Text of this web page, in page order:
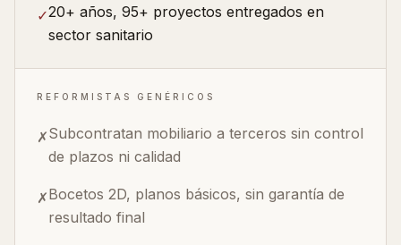
✓20+ años, 95+ proyectos entregados en
sector sanitario
REFORMISTAS GENÉRICOS
✗Subcontratan mobiliario a terceros sin control
de plazos ni calidad
✗Bocetos 2D, planos básicos, sin garantía de
resultado final